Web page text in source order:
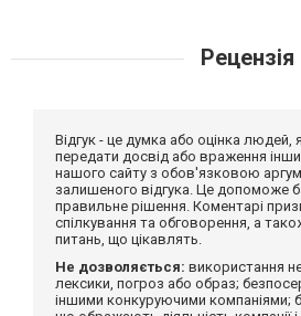
Рецензія
Відгук - це думка або оцінка людей,
передати досвід або враження
нашого сайту з обов'язковою
залишеного відгука. Це допоможе
правильне рішення. Коментарі
спілкування та обговорення, а
питань, що цікавлять.
Не дозволяється: використання
лексики, погроз або образ;
іншими конкуруючими компаніями;